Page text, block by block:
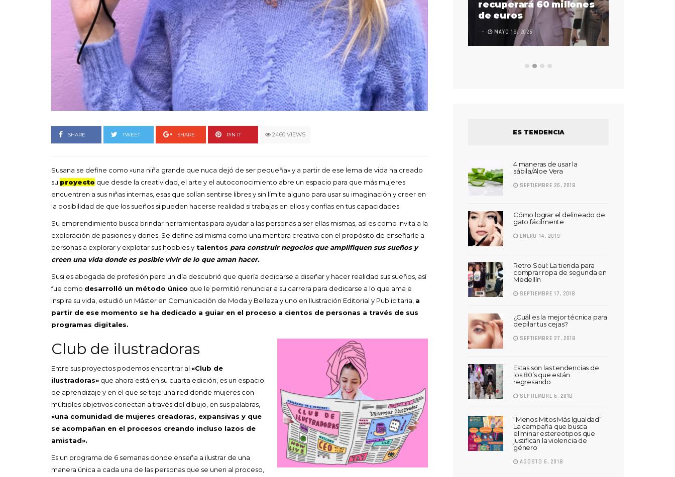
SHARE TWEET SHARE PIN IT 2460 VIEWS
Susana se define como «una niña grande que nuca dejó de ser pequeña» y a partir de ese lema de vida ha creado
su proyecto que desde la creatividad, el arte y el autoconocimiento abre un espacio para que más mujeres
encuentren a sus niñas internas, esas que solían sentirse libres y sin límite alguno para usar su imaginación y creer en
la posibilidad de que los sueños si pueden hacerse realidad si trabajas en ellos y confías en tus capacidades.
Su emprendimiento busca brindar herramientas para ayudar a las personas a ser ellas mismas, así es como invita a la
exploración de pasiones y dones. Se define así misma como una mentora creativa con el propósito de enseñarle a
personas a explorar y explotar sus hobbies y talentos para construir negocios que amplifiquen sus sueños y
creen una vida donde es posible vivir de lo que aman hacer.
Susi es abogada de profesión pero un día descubrió que quería dedicarse a diseñar y hacer realidad sus sueños, así
fue como desarrolló un método único que le permitió renunciar a su carrera para dedicarse a lo que ama e
inspira su vida, estudió un Máster en Comunicación de Moda y Belleza y uno en Ilustración Editorial y Publicitaria, a
partir de ese momento se ha dedicado a guiar en el proceso a cientos de personas a través de sus
programas digitales.
Club de ilustradoras
Entre sus proyectos podemos encontrar al «Club de
ilustradoras» que ahora está en su cuarta edición, es un espacio
de aprendizaje y en el que se teje una red donde mujeres con
múltiples objetivos conectan a través del dibujo, en sus palabras,
«una comunidad de mujeres creadoras, expansivas y que
se acompañan en el procesos creando incluso lazos de
amistad».
Es un programa de 6 semanas donde enseña a ilustrar de una
manera única a cada una de las personas que se unen al proceso,
Goyo un himno por la
vida de las mujeres
LEAVE A COMMENT FEBRERO 16, 2023
recuperará 60 millones
de euros
MAYO 18, 2026
ES TENDENCIA
4 maneras de usar la
sábila/Aloe Vera
SEPTIEMBRE 26, 2018
Cómo lograr el delineado de
gato fácilmente
ENERO 14, 2019
Retro Soul: La tienda para
comprar ropa de segunda en
Medellín
SEPTIEMBRE 17, 2018
¿Cuál es la mejor técnica para
depilar tus cejas?
SEPTIEMBRE 27, 2018
Estas son las tendencias de
los 80’s que están
regresando
SEPTIEMBRE 6, 2018
“Menos Mitos Más Igualdad”
La campaña que busca
eliminar estereotipos que
justifican la violencia de
género
AGOSTO 6, 2018